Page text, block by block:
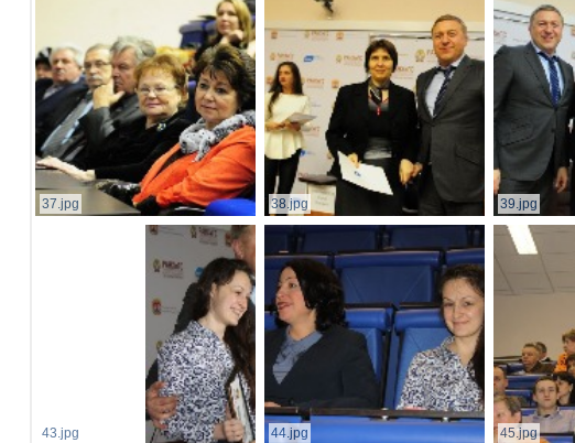
37.jpg 38.jpg 39.jpg
43.jpg 44.jpg 45.jpg